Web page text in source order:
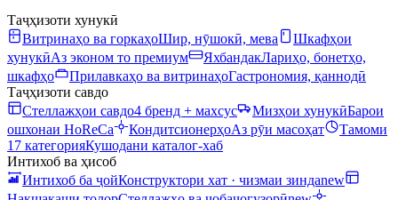
Таҷҳизоти хунукӣ
Витринаҳо ва горкаҳоШир, нӯшокӣ, мева
Шкафҳои
хунукӣАз эконом то премиум ЯхбандакЛариҳо, бонетҳо,
шкафҳо
Прилавкаҳо ва витринаҳоГастрономия, қаннодӣ
Таҷҳизоти савдо
Стеллажҳои савдо4 бренд + махсус Мизҳои хунукӣБарои
ошхонаи HoReCa
КондитсионерҳоАз рӯи масоҳат
Тамоми
17 категорияКушодани каталог-хаб
Интихоб ва ҳисоб
Интихоб ба ҷойКонструктори хат · чизмаи зиндаnew